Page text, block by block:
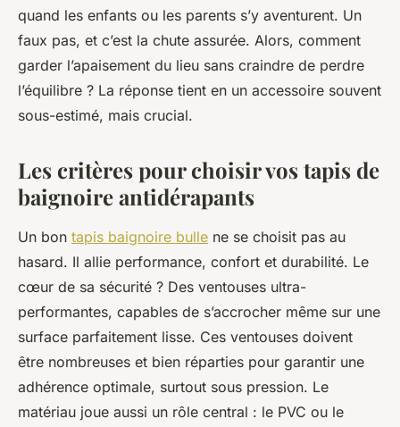
Fabien •11/05/2026 09:32•10 min de lecture
quand les enfants ou les parents s’y aventurent. Un
faux pas, et c’est la chute assurée. Alors, comment
garder l’apaisement du lieu sans craindre de perdre
l’équilibre ? La réponse tient en un accessoire souvent
sous-estimé, mais crucial.
Les critères pour choisir vos tapis de
baignoire antidérapants
Un bon tapis baignoire bulle ne se choisit pas au
hasard. Il allie performance, confort et durabilité. Le
cœur de sa sécurité ? Des ventouses ultra-
performantes, capables de s’accrocher même sur une
surface parfaitement lisse. Ces ventouses doivent
être nombreuses et bien réparties pour garantir une
adhérence optimale, surtout sous pression. Le
matériau joue aussi un rôle central : le PVC ou le